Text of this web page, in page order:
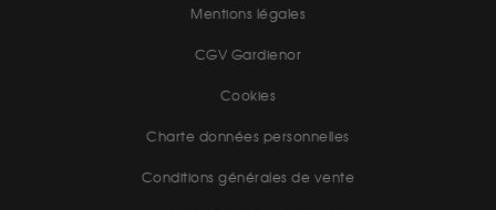
Mentions légales
CGV Gardienor
Cookies
Charte données personnelles
Conditions générales de vente